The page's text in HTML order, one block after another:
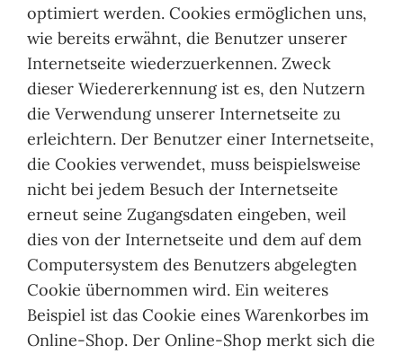
optimiert werden. Cookies ermöglichen uns,
wie bereits erwähnt, die Benutzer unserer
Internetseite wiederzuerkennen. Zweck
dieser Wiedererkennung ist es, den Nutzern
die Verwendung unserer Internetseite zu
erleichtern. Der Benutzer einer Internetseite,
die Cookies verwendet, muss beispielsweise
nicht bei jedem Besuch der Internetseite
erneut seine Zugangsdaten eingeben, weil
dies von der Internetseite und dem auf dem
Computersystem des Benutzers abgelegten
Cookie übernommen wird. Ein weiteres
Beispiel ist das Cookie eines Warenkorbes im
Online-Shop. Der Online-Shop merkt sich die